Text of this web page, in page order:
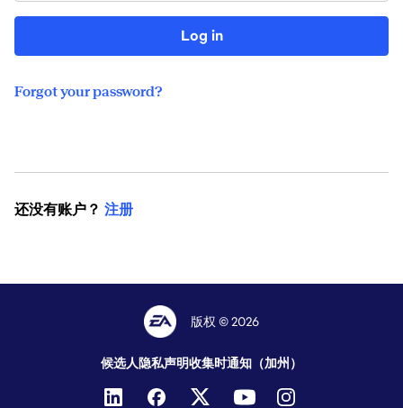
Log in
Forgot your password?
还没有账户？ 注册
版权 © 2026
候选人隐私声明收集时通知（加州）